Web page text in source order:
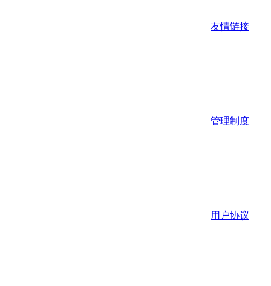
友情链接
管理制度
用户协议